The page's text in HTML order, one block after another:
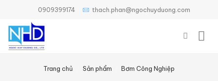
nội
dung
0909399174 thach.phan@ngochuyduong.com
Trang chủ Sản phẩm Bơm Công Nghiệp